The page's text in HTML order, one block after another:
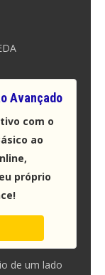
Avançado
com o
ao
próprio
de um lado